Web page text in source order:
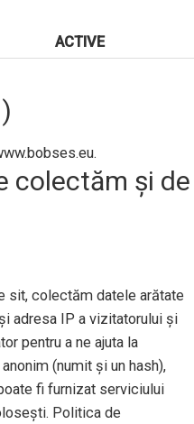
ACTIVE
colectăm și de
sit, colectăm datele arătate
adresa IP a vizitatorului și
pentru a ne ajuta la
(numit și un hash),
fi furnizat serviciului
Politica de